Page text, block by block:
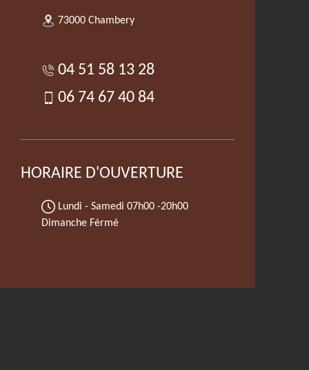
73000 Chambery
04 51 58 13 28
06 74 67 40 84
HORAIRE D'OUVERTURE
Lundi - Samedi 07h00 -20h00
Dimanche Férmé